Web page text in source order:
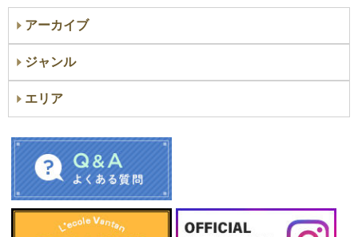
アーカイブ
ジャンル
エリア